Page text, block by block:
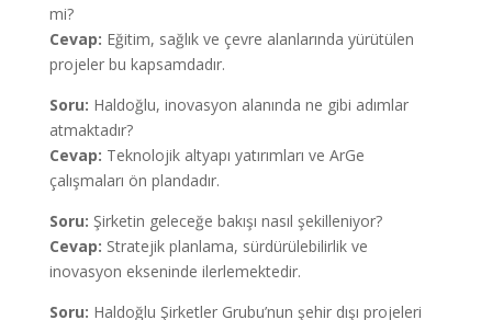
mi?
Cevap: Eğitim, sağlık ve çevre alanlarında yürütülen
projeler bu kapsamdadır.
Soru: Haldoğlu, inovasyon alanında ne gibi adımlar
atmaktadır?
Cevap: Teknolojik altyapı yatırımları ve ArGe
çalışmaları ön plandadır.
Soru: Şirketin geleceğe bakışı nasıl şekilleniyor?
Cevap: Stratejik planlama, sürdürülebilirlik ve
inovasyon ekseninde ilerlemektedir.
Soru: Haldoğlu Şirketler Grubu’nun şehir dışı projeleri